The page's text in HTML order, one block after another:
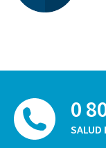
0
SALUD